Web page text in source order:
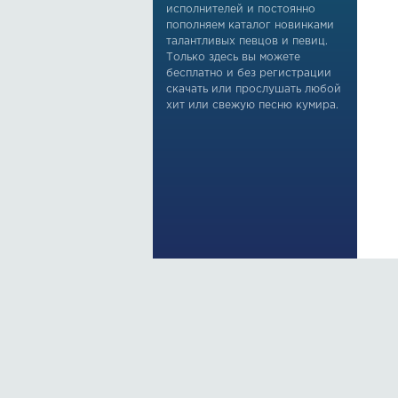
исполнителей и постоянно
пополняем каталог новинками
талантливых певцов и певиц.
Только здесь вы можете
бесплатно и без регистрации
скачать или прослушать любой
хит или свежую песню кумира.